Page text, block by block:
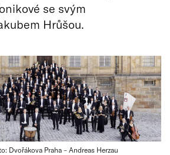
se svým
Hrůšou.
Dvořákova Praha – Andreas Herzau